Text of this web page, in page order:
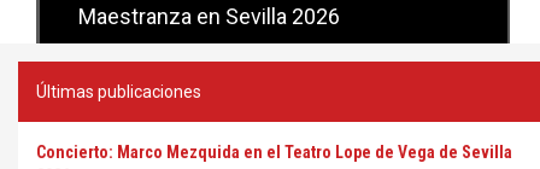
Maestranza en Sevilla 2026
Sevilla
Últimas publicaciones
Concierto: Marco Mezquida en el Teatro Lope de Vega de Sevilla